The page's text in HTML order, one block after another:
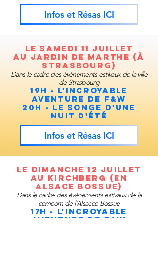
Infos et Résas ICI
Le Samedi 11 juillet
AU jardin de marthe (À
Strasbourg)
Dans le cadre des évènements estivaux de la ville
de Strasbourg
19h - L'Incroyable
aventure de F&W
20h - Le SOngE d'une
Nuit d'été
Infos et Résas ICI
Le dimanche 12 juillet
AU Kirchberg (En
alsace bossue)
Dans le cadre des évènements estivaux de la
comcom de l'Alsacce Bossue
17h - L'Incroyable
aventure de F&W